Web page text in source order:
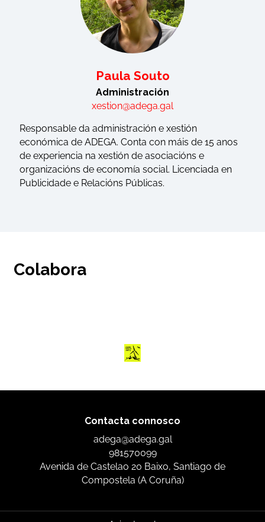
Paula Souto
Administración
xestion@adega.gal
Responsable da administración e xestión
económica de ADEGA. Conta con máis de 15 anos
de experiencia na xestión de asociacións e
organizacións de economía social. Licenciada en
Publicidade e Relacións Públicas.
Colabora
Contacta connosco
adega@adega.gal
981570099
Avenida de Castelao 20 Baixo, Santiago de
Compostela (A Coruña)